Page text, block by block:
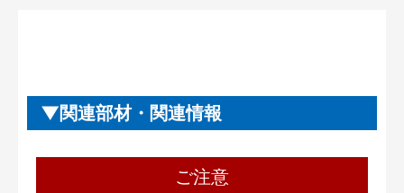
関連部材・関連情報
ご注意